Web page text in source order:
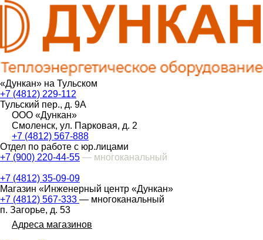
«Дункан» на Тульском
+7 (4812) 229-112
Тульский пер., д. 9А
ООО «Дункан»
Смоленск, ул. Парковая, д. 2
+7 (4812) 567-888
Отдел по работе с юр.лицами
+7 (900) 220-44-55 — многоканальный
+7 (4812) 35-09-09
Магазин «Инженерный центр «Дункан»
+7 (4812) 567-333 — многоканальный
п. Загорье, д. 53
Адреса магазинов